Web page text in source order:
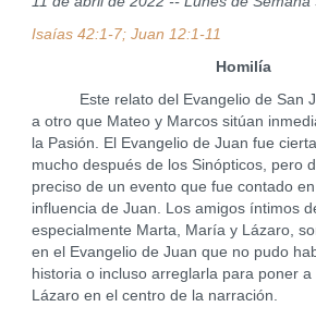
Isaías 42:1-7; Juan 12:1-11
Homilía
Este relato del Evangelio de San
a otro que Mateo y Marcos sitúan
la Pasión. El Evangelio de Juan fue
mucho después de los Sinópticos, pero
preciso de un evento que fue contado
influencia de Juan. Los amigos íntimos
especialmente Marta, María y Lázaro,
en el Evangelio de Juan que no pudo
historia o incluso arreglarla para poner
Lázaro en el centro de la narración.